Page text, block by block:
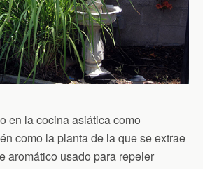
en la cocina asiática como
como la planta de la que se extrae
aromático usado para repeler